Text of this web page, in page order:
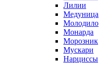
Лилии
Медуница
Молодило
Монарда
Морозник
Мускари
Нарциссы